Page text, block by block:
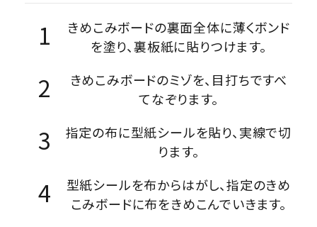
きめこみボードの裏面全体に薄くボンド
を塗り、裏板紙に貼りつけます。
きめこみボードのミゾを、目打ちですべ
てなぞります。
指定の布に型紙シールを貼り、実線で切
ります。
型紙シールを布からはがし、指定のきめ
こみボードに布をきめこんでいきます。